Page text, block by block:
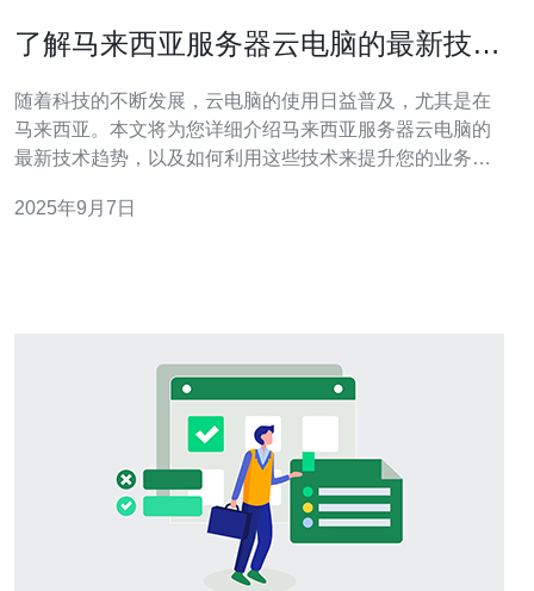
了解马来西亚服务器云电脑的最新技术
随着科技的不断发展，云电脑的使用日益普及，尤其是在
马来西亚。本文将为您详细介绍马来西亚服务器云电脑的
最新技术趋势，以及如何利用这些技术来提升您的业务效
云计算技术提供的计算环境。用户可以通过互联网访问和
2025年9月7日